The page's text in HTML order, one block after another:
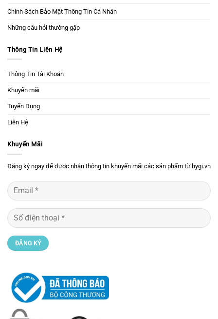
Chính Sách Bảo Mật Thông Tin Cá Nhân
Những câu hỏi thường gặp
Thông Tin Liên Hệ
Thông Tin Tài Khoản
Khuyến mãi
Tuyển Dụng
Liên Hệ
Khuyến Mãi
Đăng ký ngay để được nhận thông tin khuyến mãi các sản phẩm từ hygi.vn